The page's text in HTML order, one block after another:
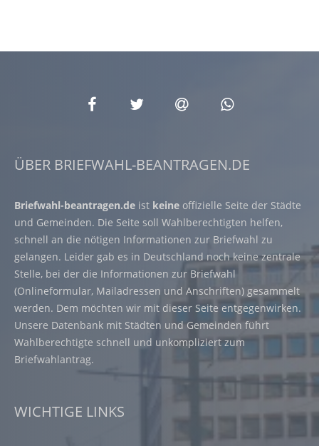
ÜBER BRIEFWAHL-BEANTRAGEN.DE
Briefwahl-beantragen.de ist keine offizielle Seite der Städte
und Gemeinden. Die Seite soll Wahlberechtigten helfen,
schnell an die nötigen Informationen zur Briefwahl zu
gelangen. Leider gab es in Deutschland noch keine zentrale
Stelle, bei der die Informationen zur Briefwahl
(Onlineformular, Mailadressen und Anschriften) gesammelt
werden. Dem möchten wir mit dieser Seite entgegenwirken.
Unsere Datenbank mit Städten und Gemeinden führt
Wahlberechtigte schnell und unkompliziert zum
Briefwahlantrag.
WICHTIGE LINKS